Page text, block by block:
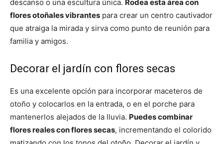
descanso o una escultura única. Rodea esta área con
flores otoñales vibrantes para crear un centro cautivador
que atraiga la mirada y sirva como punto de reunión para
familia y amigos.
Decorar el jardín con flores secas
Es una excelente opción para incorporar maceteros de
otoño y colocarlos en la entrada, o en el porche para
mantenerlos alejados de la lluvia. Puedes combinar
flores reales con flores secas, incrementando el colorido